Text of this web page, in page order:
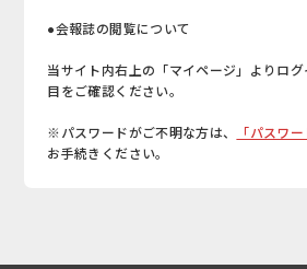
●会報誌の閲覧について
当サイト内右上の「マイページ」よりロ
目をご確認ください。
※パスワードがご不明な方は、 「パスワ
お手続きください。